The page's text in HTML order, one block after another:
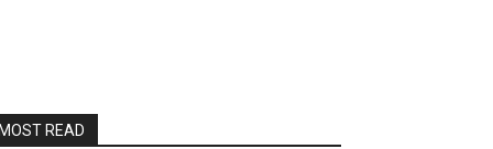
READ